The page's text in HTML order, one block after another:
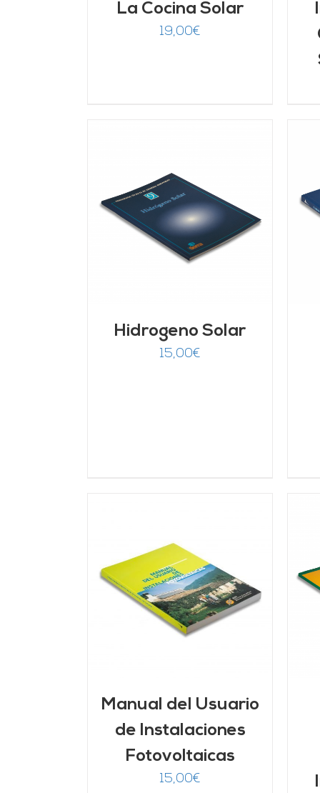
La Cocina Solar
19,00€
Hidrogeno Solar
15,00€
AÑADIR AL CARRITO
DETALLES
Manual del Usuario
de Instalaciones
Fotovoltaicas
15,00€
AÑADIR AL CARRITO
/
DETALLES